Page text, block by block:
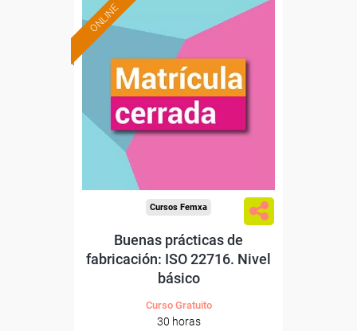
ONLINE
Cursos Femxa
Buenas prácticas de
fabricación: ISO 22716. Nivel
básico
Curso Gratuito
30 horas